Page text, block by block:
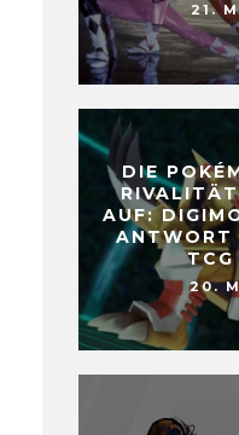
21.
DIE
AUF:
ANTWORT
TCG
20.